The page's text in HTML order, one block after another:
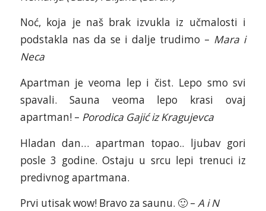
Noć, koja je naš brak izvukla iz učmalosti i
podstakla nas da se i dalje trudimo – Mara i
Neca
Apartman je veoma lep i čist. Lepo smo svi
spavali. Sauna veoma lepo krasi ovaj
apartman! – Porodica Gajić iz Kragujevca
Hladan dan… apartman topao.. ljubav gori
posle 3 godine. Ostaju u srcu lepi trenuci iz
predivnog apartmana.
Prvi utisak wow! Bravo za saunu. 🙂 – A i N